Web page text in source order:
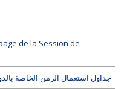
de la Session de
جداول استعمال الزمن الخاصة بالدورة